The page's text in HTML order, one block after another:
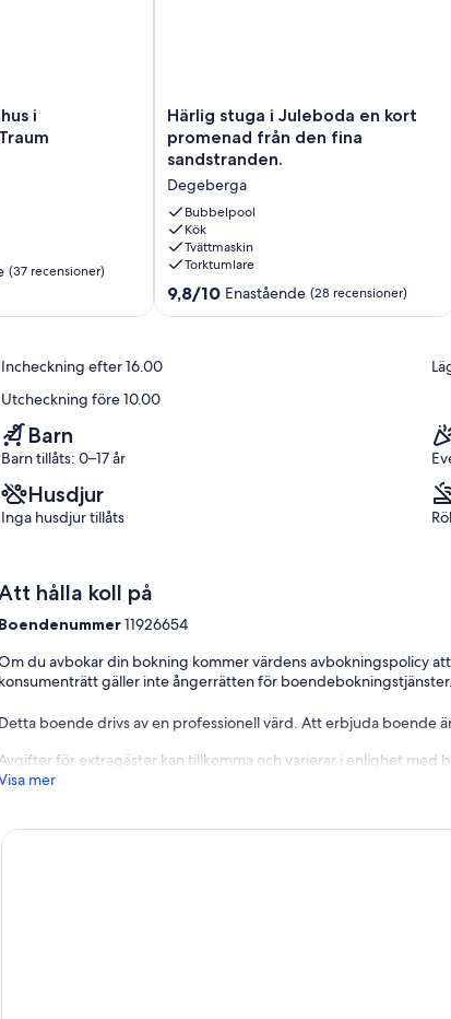
i hyran.:
i
(37 recensioner)
Härlig
stuga
i
Juleboda
en
kort
promenad
från
den
fina
Härlig stuga i Juleboda en kort
promenad från den fina
sandstranden.
Degeberga
Bubbelpool
Kök
Tvättmaskin
Torktumlare
9.8
9,8/10 Enastående (28 recensioner)
Incheckning efter 16.00
Utcheckning före 10.00
Barn
Barn tillåts: 0–17 år
Husdjur
Inga husdjur tillåts
hålla koll på
Boendenummer11926654
du avbokar din bokning kommer värdens avbokningspolicy
konsumenträtt gäller inte ångerrätten för
Detta boende drivs av en professionell värd. Att erbjuda boende
Avgifter för extragäster kan tillkomma och varierar i enlighet med
mer